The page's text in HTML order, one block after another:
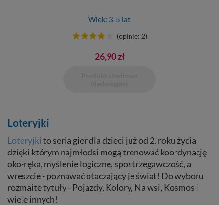
Wiek: 3-5 lat
(opinie: 2)
26,90 zł
Loteryjki
Loteryjki to seria gier dla dzieci już od 2. roku życia,
dzięki którym najmłodsi mogą trenować koordynację
oko-ręka, myślenie logiczne, spostrzegawczość, a
wreszcie - poznawać otaczający je świat! Do wyboru
rozmaite tytuły - Pojazdy, Kolory, Na wsi, Kosmos i
wiele innych!